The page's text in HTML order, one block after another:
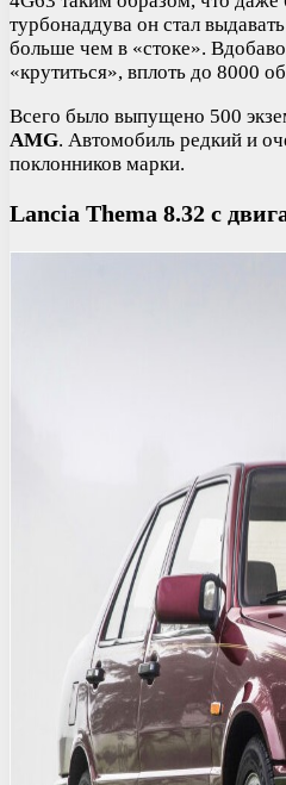
турбонаддува он стал
больше чем в «стоке».
«крутиться», вплоть до 8000
Всего было выпущено 500
AMG. Автомобиль редкий и
поклонников марки.
Lancia Thema 8.32 с